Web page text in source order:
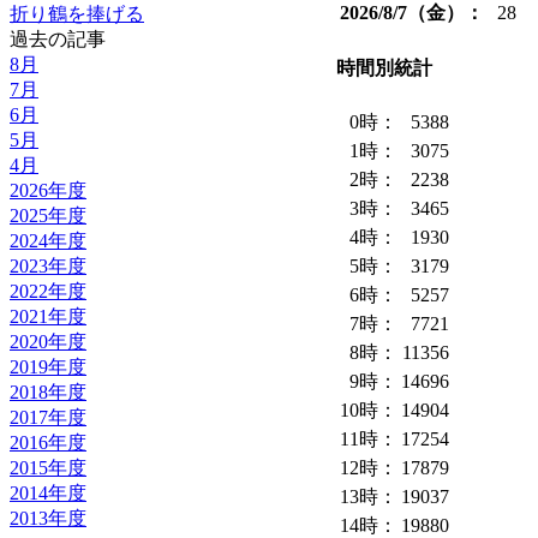
折り鶴を捧げる
過去の記事
8月
7月
6月
5月
4月
2026年度
2025年度
2024年度
2023年度
2022年度
2021年度
2020年度
2019年度
2018年度
2017年度
2016年度
2015年度
2014年度
2013年度
2026/8/7（金）：
28
時間別統計
0時：
5388
1時：
3075
2時：
2238
3時：
3465
4時：
1930
5時：
3179
6時：
5257
7時：
7721
8時：
11356
9時：
14696
10時：
14904
11時：
17254
12時：
17879
13時：
19037
14時：
19880